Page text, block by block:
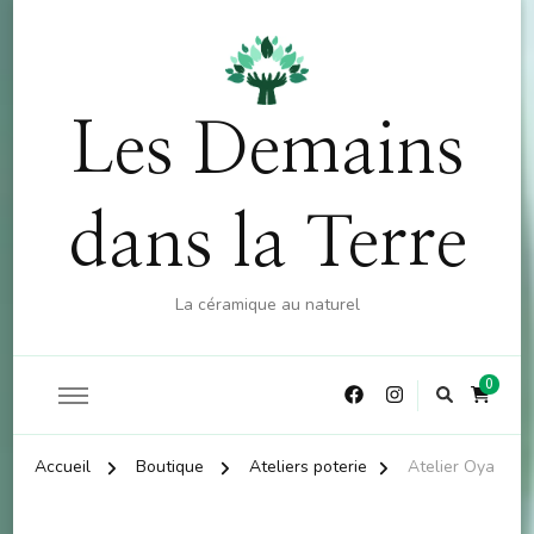
d'achat - CODE : CKDO10
Les Demains
dans la Terre
La céramique au naturel
0
Accueil Boutique Ateliers poterie Atelier Oya